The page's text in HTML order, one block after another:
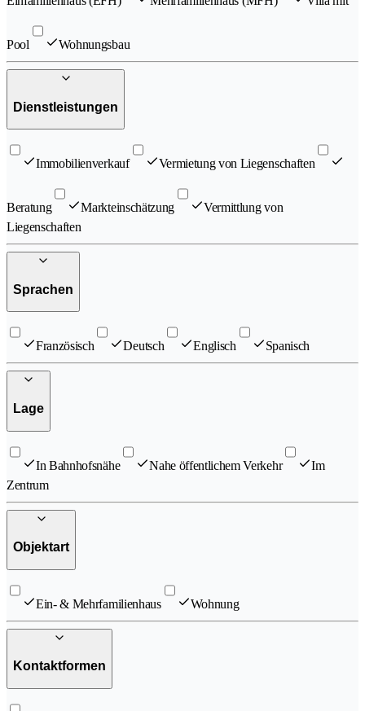
Pool Wohnungsbau
Dienstleistungen
Immobilienverkauf Vermietung von Liegenschaften
Beratung Markteinschätzung
Vermittlung von
Liegenschaften
Sprachen
Französisch Deutsch Englisch Spanisch
Lage
In Bahnhofsnähe Nahe öffentlichem Verkehr
Im
Zentrum
Objektart
Ein- & Mehrfamilienhaus Wohnung
Kontaktformen